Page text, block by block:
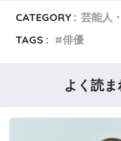
CATEGORY : 芸能人
TAGS :
俳優
よく読